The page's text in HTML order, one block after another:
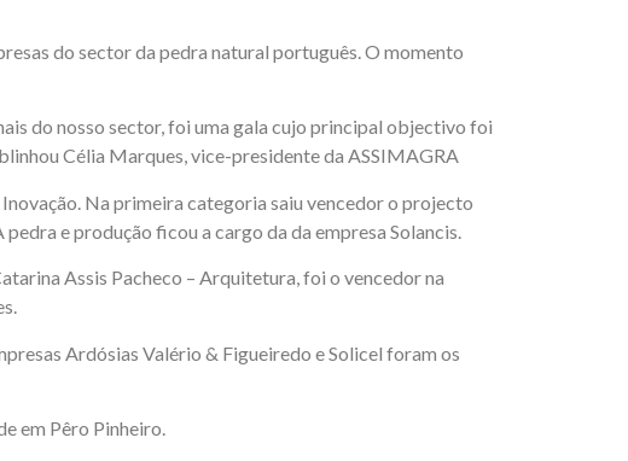
do sector da pedra natural português. O momento
do nosso sector, foi uma gala cujo principal objectivo foi
Célia Marques, vice-presidente da ASSIMAGRA
Na primeira categoria saiu vencedor o projecto
e produção ficou a cargo da da empresa Solancis.
Assis Pacheco – Arquitetura, foi o vencedor na
Ardósias Valério & Figueiredo e Solicel foram os
em Pêro Pinheiro.